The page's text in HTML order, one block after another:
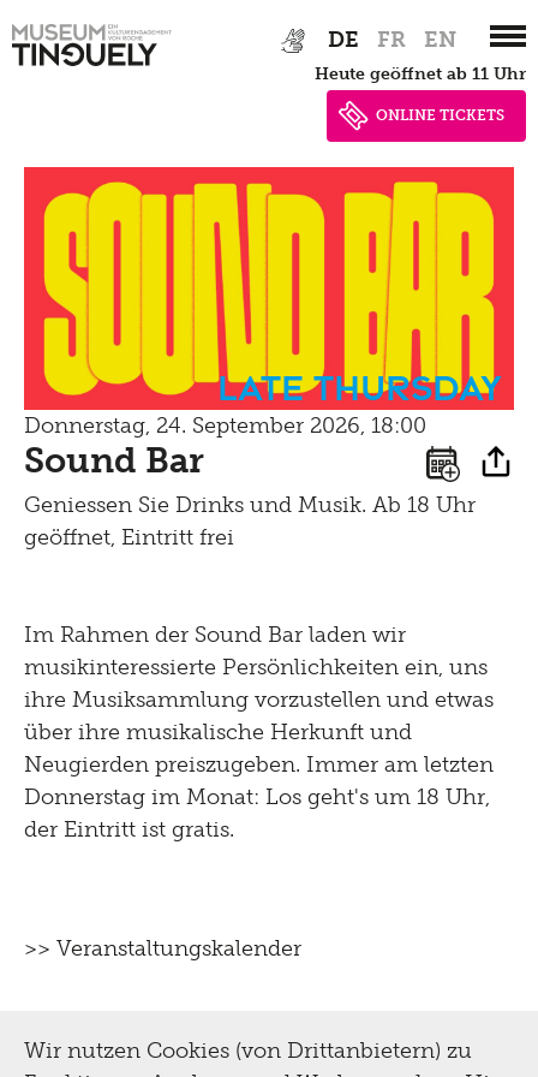
Hauptnavigation
to
DE FR EN
heute geöffnet ab 11 Uhr
ONLINE TICKETS
Übersicht
Veranstaltungen
Archiv
Vermittlung,
Führungen,
Workshops
Führungen
für Schulen
für Kinder und Familien
Tutorials
Projekte
Sommerferien Workshop
Tinguely on the Road
Tinguely, Sammlung
& Restaurierung
Sammlung
Bibliothek Dokumentation
Restaurierung
Schauatelier
Tinguely Studies
Digital
Multimediaguide
Tinguely@Home
Radio Tinguely
Presse
Pressematerial
Inklusiv
Sehen
Lernen
Newsletter
Late Thursday
Donnerstag, 24. September 2026, 18:00
Sound Bar
Geniessen Sie Drinks und Musik. Ab 18 Uhr
geöffnet, Eintritt frei
Im Rahmen der Sound Bar laden wir
musikinteressierte Persönlichkeiten ein, uns
ihre Musiksammlung vorzustellen und etwas
über ihre musikalische Herkunft und
Neugierden preiszugeben. Immer am letzten
Donnerstag im Monat: Los geht's um 18 Uhr,
der Eintritt ist gratis.
>> Veranstaltungskalender
Wir nutzen Cookies (von Drittanbietern) zu